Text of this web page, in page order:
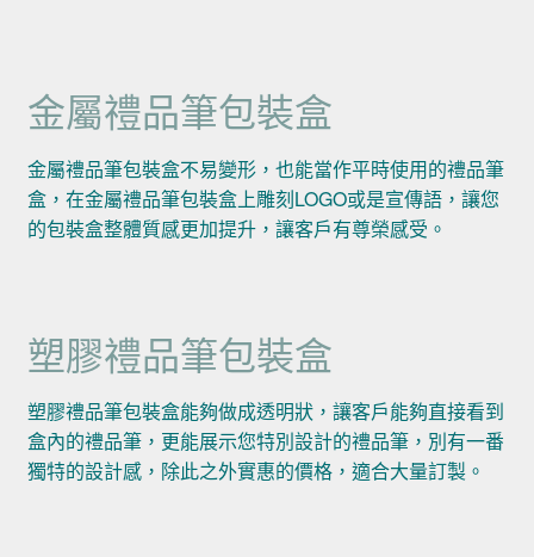
金屬禮品筆包裝盒
金屬禮品筆包裝盒不易變形，也能當作平時使用的禮品筆
盒，在金屬禮品筆包裝盒上雕刻LOGO或是宣傳語，讓您
的包裝盒整體質感更加提升，讓客戶有尊榮感受。
塑膠禮品筆包裝盒
塑膠禮品筆包裝盒能夠做成透明狀，讓客戶能夠直接看到
盒內的禮品筆，更能展示您特別設計的禮品筆，別有一番
獨特的設計感，除此之外實惠的價格，適合大量訂製。